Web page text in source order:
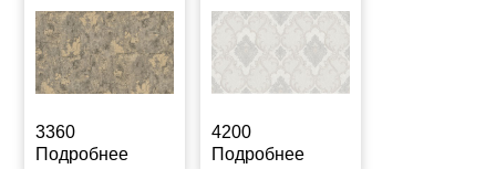
3360
Подробнее
4200
Подробнее